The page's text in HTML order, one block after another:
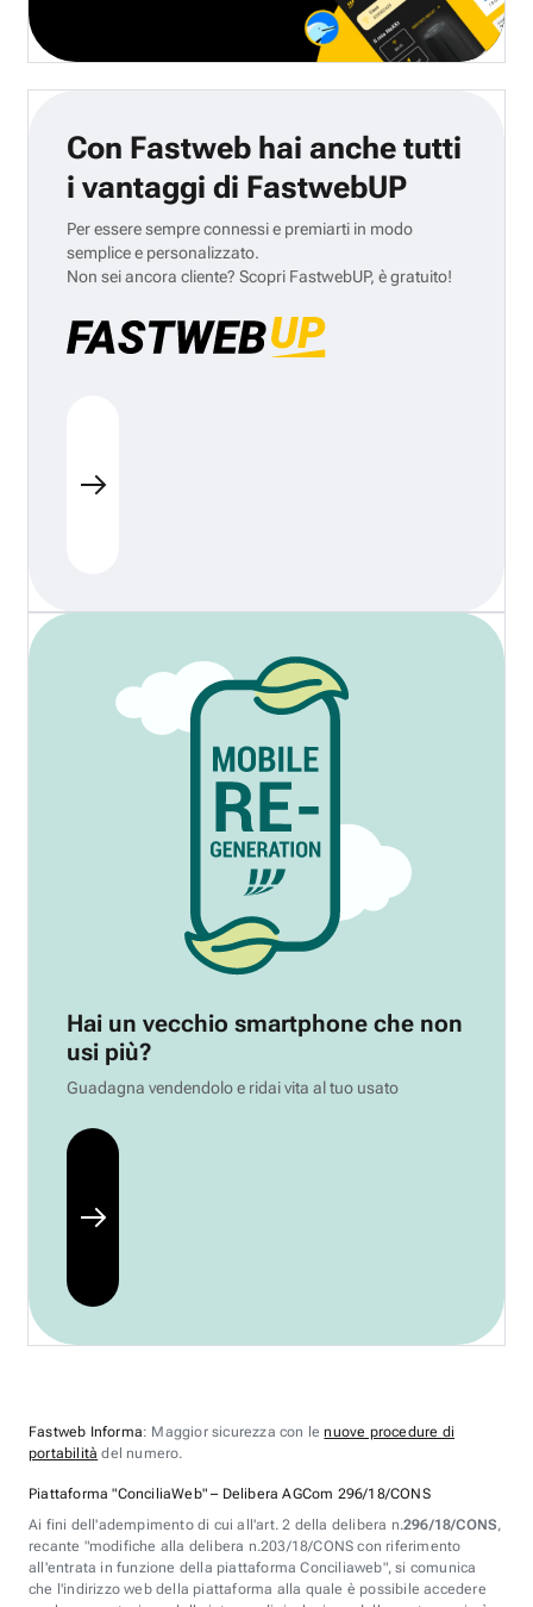
Con Fastweb hai anche tutti
i vantaggi di FastwebUP
Per essere sempre connessi e premiarti in modo
semplice e personalizzato.
Non sei ancora cliente? Scopri FastwebUP, è gratuito!
Hai un vecchio smartphone che non
usi più?
Guadagna vendendolo e ridai vita al tuo usato
Fastweb Informa: Maggior sicurezza con lenuove procedure di
portabilità del numero.
Piattaforma "ConciliaWeb" – Delibera AGCom 296/18/CONS
Ai fini dell'adempimento di cui all'art. 2 della delibera n.296/18/CONS,
recante "modifiche alla delibera n.203/18/CONS con riferimento
all'entrata in funzione della piattaforma Conciliaweb", si comunica
che l'indirizzo web della piattaforma alla quale è possibile accedere